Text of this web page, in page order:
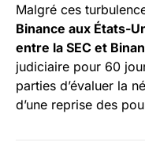
Malgré ces
Binance aux États-
entre la SEC et
judiciaire pour 60
parties d’évaluer la
d’une reprise des